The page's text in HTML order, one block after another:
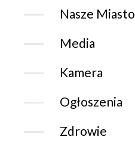
Nasze Miasto
Media
Kamera
Ogłoszenia
Zdrowie